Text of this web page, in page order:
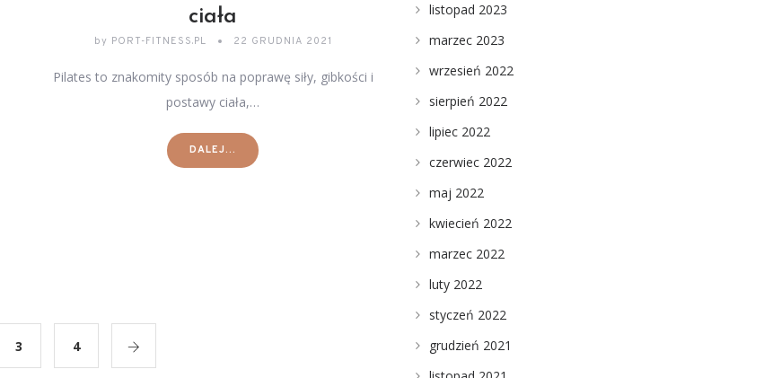
ciała
by PORT-FITNESS.PL 22 GRUDNIA 2021
Pilates to znakomity sposób na poprawę siły, gibkości i
postawy ciała,…
DALEJ...
3 4
listopad 2023
marzec 2023
wrzesień 2022
sierpień 2022
lipiec 2022
czerwiec 2022
maj 2022
kwiecień 2022
marzec 2022
luty 2022
styczeń 2022
grudzień 2021